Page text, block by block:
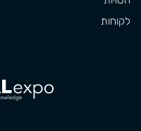
לקוחות